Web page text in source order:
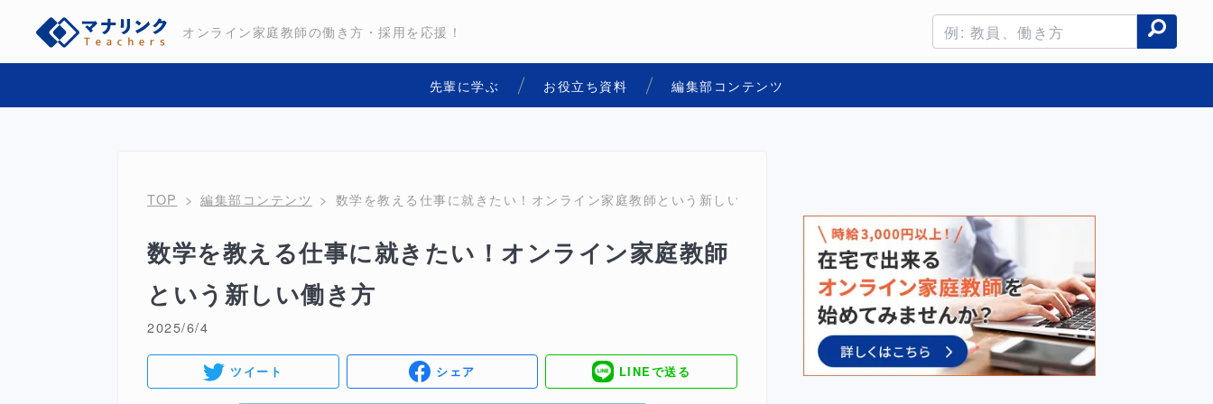
オンライン家庭教師の働き方・採用を応援！
先輩に学ぶ お役立ち資料 編集部コンテンツ
TOP 編集部コンテンツ 数学を教える仕事に就きたい！オンライン家庭教師という新しい働き方
数学を教える仕事に就きたい！オンライン家庭教師
という新しい働き方
2025/6/4
ツイート シェア LINEで送る